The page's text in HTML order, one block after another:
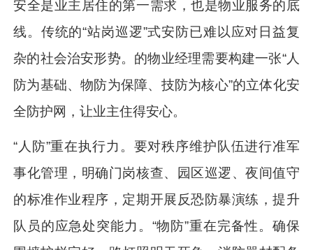
安全是业主居住的第一需求，也是物业服务的底
线。传统的“站岗巡逻”式安防已难以应对日益复
杂的社会治安形势。的物业经理需要构建一张“人
防为基础、物防为保障、技防为核心”的立体化安
全防护网，让业主住得安心。
“人防”重在执行力。要对秩序维护队伍进行准军
事化管理，明确门岗核查、园区巡逻、夜间值守
的标准作业程序，定期开展反恐防暴演练，提升
队员的应急处突能力。“物防”重在完备性。确保